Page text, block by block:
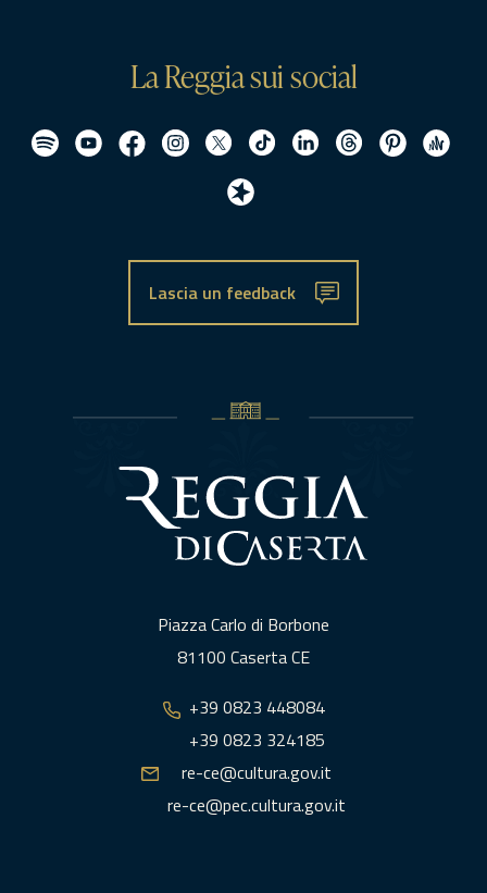
La Reggia sui social
Lascia un feedback
Piazza Carlo di Borbone
81100 Caserta CE
+39 0823 448084
+39 0823 324185
re-ce@cultura.gov.it
re-ce@pec.cultura.gov.it